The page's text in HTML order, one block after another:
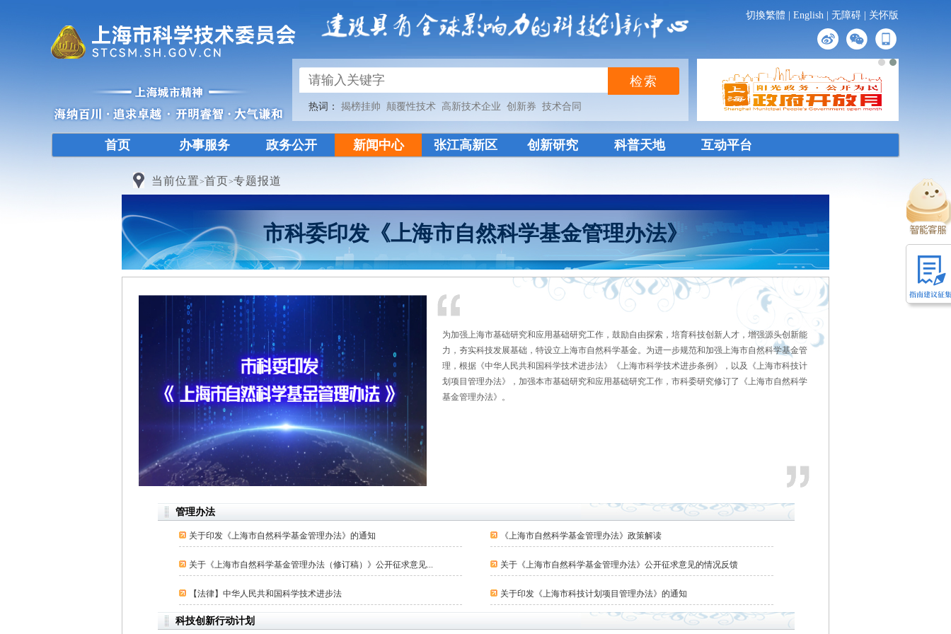
热词： 揭榜挂帅 颠覆性技术 高新技术企业 创新券 技术合同
切換繁體 English 无障碍 关怀版
首页 办事服务 政务公开 新闻中心 张江高新区 创新研究 科普天地 互动平台
当前位置>首页>专题报道
市科委印发《上海市自然科学基金管理办法》
为加强上海市基础研究和应用基础研究工作，鼓励自由探索，培育科技创新人才，增强源头创新能
力，夯实科技发展基础，特设立上海市自然科学基金。为进一步规范和加强上海市自然科学基金管
理，根据《中华人民共和国科学技术进步法》《上海市科学技术进步条例》，以及《上海市科技计
划项目管理办法》，加强本市基础研究和应用基础研究工作，市科委研究修订了《上海市自然科学
基金管理办法》。
管理办法
关于印发《上海市自然科学基金管理办法》的通知 《上海市自然科学基金管理办法》政策解读
关于《上海市自然科学基金管理办法（修订稿）》公开征求意见... 关于《上海市自然科学基金管理办法》公开征求意见的情况反馈
【法律】中华人民共和国科学技术进步法 关于印发《上海市科技计划项目管理办法》的通知
科技创新行动计划